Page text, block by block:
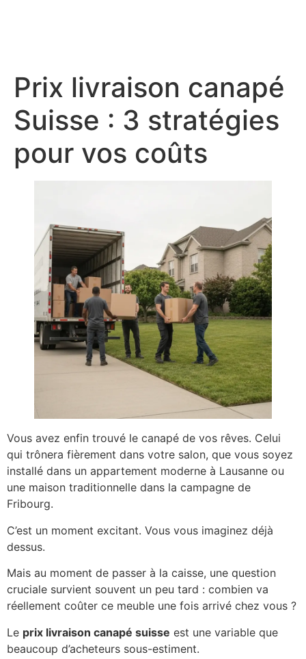
Prix livraison canapé
Suisse : 3 stratégies
pour vos coûts
Vous avez enfin trouvé le canapé de vos rêves. Celui
qui trônera fièrement dans votre salon, que vous soyez
installé dans un appartement moderne à Lausanne ou
une maison traditionnelle dans la campagne de
Fribourg.
C’est un moment excitant. Vous vous imaginez déjà
dessus.
Mais au moment de passer à la caisse, une question
cruciale survient souvent un peu tard : combien va
réellement coûter ce meuble une fois arrivé chez vous ?
Le prix livraison canapé suisse est une variable que
beaucoup d’acheteurs sous-estiment.